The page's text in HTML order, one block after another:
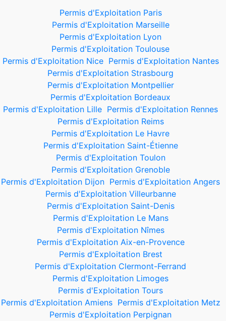
Permis d'Exploitation Paris
Permis d'Exploitation Marseille
Permis d'Exploitation Lyon
Permis d'Exploitation Toulouse
Permis d'Exploitation Nice Permis d'Exploitation Nantes
Permis d'Exploitation Strasbourg
Permis d'Exploitation Montpellier
Permis d'Exploitation Bordeaux
Permis d'Exploitation Lille Permis d'Exploitation Rennes
Permis d'Exploitation Reims
Permis d'Exploitation Le Havre
Permis d'Exploitation Saint-Étienne
Permis d'Exploitation Toulon
Permis d'Exploitation Grenoble
Permis d'Exploitation Dijon Permis d'Exploitation Angers
Permis d'Exploitation Villeurbanne
Permis d'Exploitation Saint-Denis
Permis d'Exploitation Le Mans
Permis d'Exploitation Nîmes
Permis d'Exploitation Aix-en-Provence
Permis d'Exploitation Brest
Permis d'Exploitation Clermont-Ferrand
Permis d'Exploitation Limoges
Permis d'Exploitation Tours
Permis d'Exploitation Amiens Permis d'Exploitation Metz
Permis d'Exploitation Perpignan